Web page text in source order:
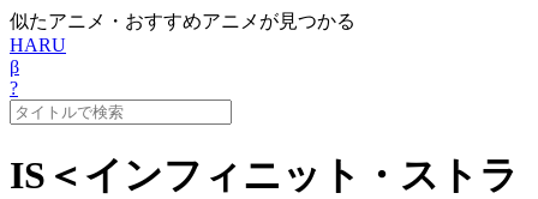
似たアニメ・おすすめアニメが見つかる
HARU
β
?
IS＜インフィニット・ストラ